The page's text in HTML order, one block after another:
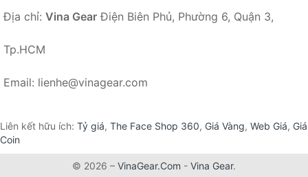
Địa chỉ: Vina Gear Điện Biên Phủ, Phường 6, Quận 3,
Tp.HCM
Email: lienhe@vinagear.com
Liên kết hữu ích: Tỷ giá, The Face Shop 360, Giá Vàng, Web Giá, Giá
Coin
© 2026 – VinaGear.Com - Vina Gear.